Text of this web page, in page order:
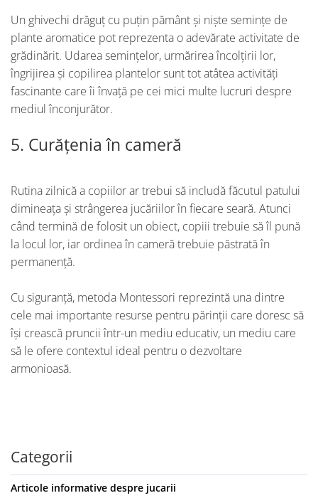
Un ghivechi drăguț cu puțin pământ și niște semințe de
plante aromatice pot reprezenta o adevărate activitate de
grădinărit. Udarea semințelor, urmărirea încolțirii lor,
îngrijirea și copilirea plantelor sunt tot atâtea activități
fascinante care îi învață pe cei mici multe lucruri despre
mediul înconjurător.
5. Curățenia în cameră
Rutina zilnică a copiilor ar trebui să includă făcutul patului
dimineața și strângerea jucăriilor în fiecare seară. Atunci
când termină de folosit un obiect, copiii trebuie să îl pună
la locul lor, iar ordinea în cameră trebuie păstrată în
permanență.
Cu siguranță, metoda Montessori reprezintă una dintre
cele mai importante resurse pentru părinții care doresc să
își crească pruncii într-un mediu educativ, un mediu care
să le ofere contextul ideal pentru o dezvoltare
armonioasă.
Categorii
Articole informative despre jucarii